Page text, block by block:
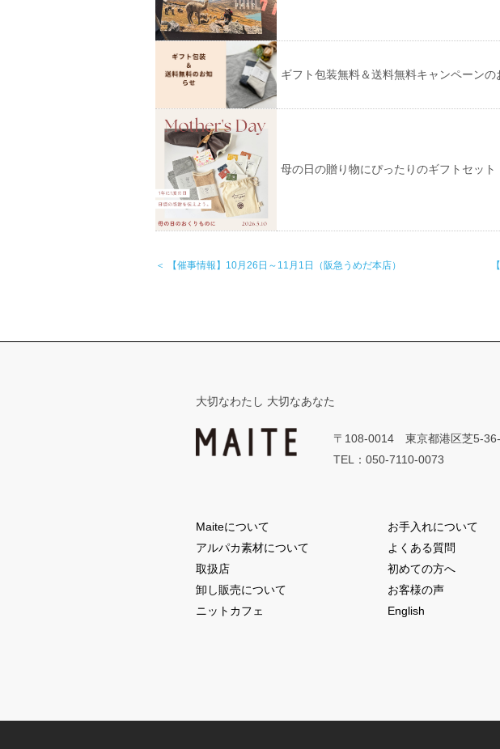
ギフト包装無料＆送料無料キャンペーンの
母の日の贈り物にぴったりのギフトセット
＜ 【催事情報】10月26日～11月1日（阪急うめだ本店）
大切なわたし 大切なあなた
〒108-0014 東京都港区芝5-
TEL：050-7110-0073
Maiteについて
アルパカ素材について
取扱店
卸し販売について
ニットカフェ
お手入れについて
よくある質問
初めての方へ
お客様の声
English